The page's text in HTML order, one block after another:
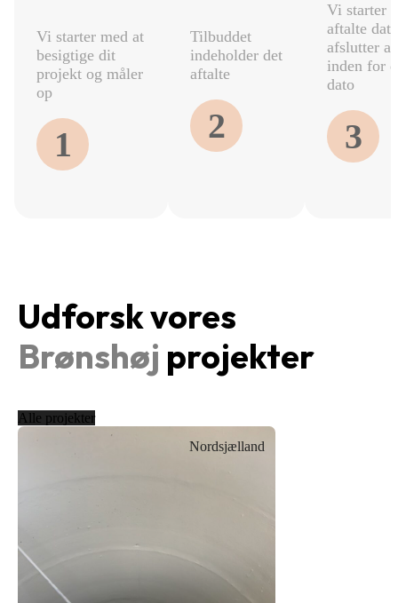
Vi starter med at
besigtige dit
projekt og måler
op
1
Tilbuddet
indeholder det
aftalte
2
Vi starter
aftalte
afslutter
inden for
dato
3
Udforsk vores
Brønshøj projekter
Alle projekter
Nordsjælland